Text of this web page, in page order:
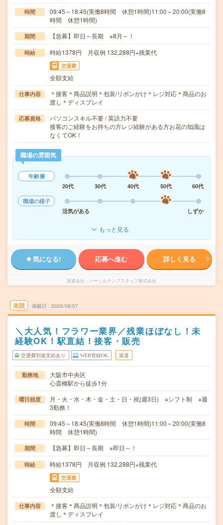
時間
09:45～18:45(実働8時間 休憩1時間)11:00～20:00(実働8
時間 休憩1時間)
期間 【急募】即日～長期 ※8月～！
時給 時給1378円 月収例 132,288円+残業代
交通費
全額支給
仕事内容
＊接客＊商品説明＊包装/リボンがけ＊レジ対応＊商品のお
渡し＊ディスプレイ
応募資格
パソコンスキル不要 / 英語力不要
接客のご経験をお持ちの方レジ経験がある方お花の知識は
なくてOK！
職場の雰囲気
年齢層
20代
30代 40代 50代
60代
職場の様子
活気がある
しずか
もっと見る
気になる! 応募へ進む 詳しく見る
派遣会社 パーソルテンプスタッフ株式会社
未読 掲載日 2026/08/07
＼大人気！フラワー業界／残業ほぼなし！未
経験OK！駅直結！接客・販売
交通費別途支給あり WEB登録OK 派遣
勤務地
大阪市中央区
心斎橋駅から徒歩1分
曜日頻度
月・火・水・木・金・土・日・祝(週3日) ※シフト制 ※週
3勤務！
時間
09:45～18:45(実働8時間 休憩1時間)11:00～20:00(実働8
時間 休憩1時間)
期間 【急募】即日～長期 ※即日～！
時給 時給1378円 月収例 132,288円+残業代
交通費
全額支給
仕事内容
＊接客＊商品説明＊包装/リボンがけ＊レジ対応＊商品のお
渡し＊ディスプレイ